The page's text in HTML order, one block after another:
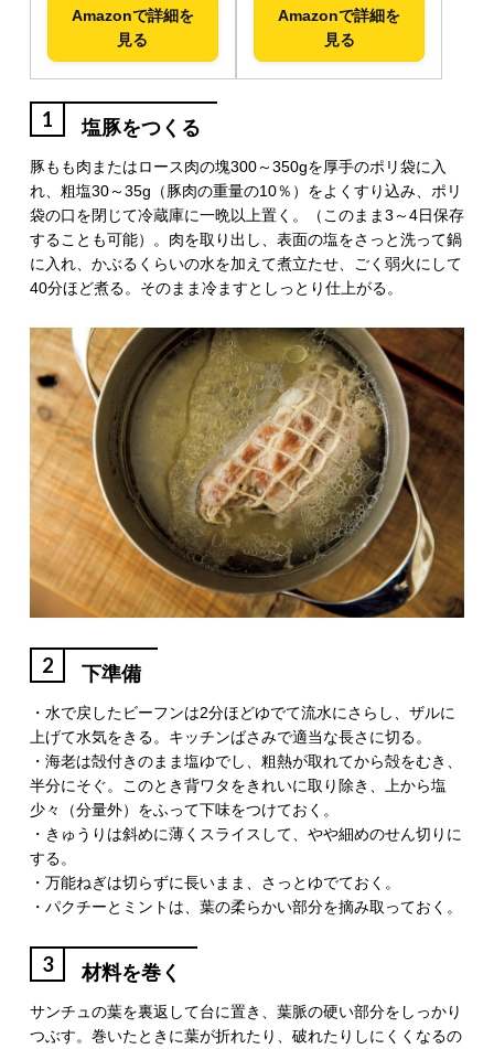
Amazonで詳細を
見る
Amazonで詳細を
見る
1 塩豚をつくる
豚もも肉またはロース肉の塊300～350gを厚手のポリ袋に入
れ、粗塩30～35g（豚肉の重量の10％）をよくすり込み、ポリ
袋の口を閉じて冷蔵庫に一晩以上置く。（このまま3～4日保存
することも可能）。肉を取り出し、表面の塩をさっと洗って鍋
に入れ、かぶるくらいの水を加えて煮立たせ、ごく弱火にして
40分ほど煮る。そのまま冷ますとしっとり仕上がる。
2 下準備
・水で戻したビーフンは2分ほどゆでて流水にさらし、ザルに
上げて水気をきる。キッチンばさみで適当な長さに切る。
・海老は殻付きのまま塩ゆでし、粗熱が取れてから殻をむき、
半分にそぐ。このとき背ワタをきれいに取り除き、上から塩
少々（分量外）をふって下味をつけておく。
・きゅうりは斜めに薄くスライスして、やや細めのせん切りに
する。
・万能ねぎは切らずに長いまま、さっとゆでておく。
・パクチーとミントは、葉の柔らかい部分を摘み取っておく。
3 材料を巻く
サンチュの葉を裏返して台に置き、葉脈の硬い部分をしっかり
つぶす。巻いたときに葉が折れたり、破れたりしにくくなるの